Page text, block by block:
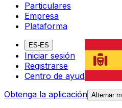
Particulares
Empresa
Plataforma
ES-ES
Iniciar sesión
Registrarse
Centro de ayuda
Obtenga la aplicación Alternar